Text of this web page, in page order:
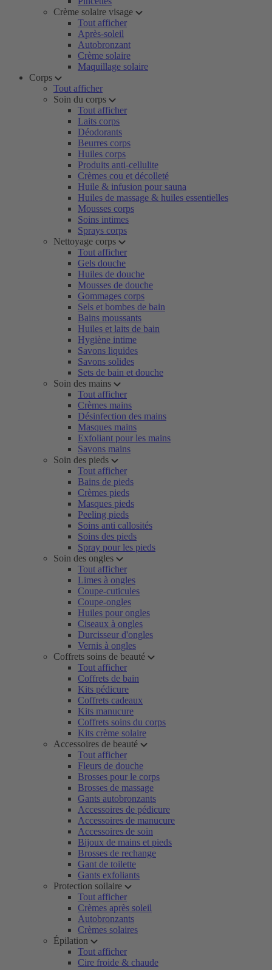
Crème solaire visage
Tout afficher
Après-soleil
Autobronzant
Crème solaire
Maquillage solaire
Corps
Tout afficher
Soin du corps
Tout afficher
Laits corps
Déodorants
Beurres corps
Huiles corps
Produits anti-cellulite
Crèmes cou et décolleté
Huile & infusion pour sauna
Huiles de massage & huiles essentielles
Mousses corps
Soins intimes
Sprays corps
Nettoyage corps
Tout afficher
Gels douche
Huiles de douche
Mousses de douche
Gommages corps
Sels et bombes de bain
Bains moussants
Huiles et laits de bain
Hygiène intime
Savons liquides
Savons solides
Sets de bain et douche
Soin des mains
Tout afficher
Crèmes mains
Désinfection des mains
Masques mains
Exfoliant pour les mains
Savons mains
Soin des pieds
Tout afficher
Bains de pieds
Crèmes pieds
Masques pieds
Peeling pieds
Soins anti callosités
Soins des pieds
Spray pour les pieds
Soin des ongles
Tout afficher
Limes à ongles
Coupe-cuticules
Coupe-ongles
Huiles pour ongles
Ciseaux à ongles
Durcisseur d'ongles
Vernis à ongles
Coffrets soins de beauté
Tout afficher
Coffrets de bain
Kits pédicure
Coffrets cadeaux
Kits manucure
Coffrets soins du corps
Kits crème solaire
Accessoires de beauté
Tout afficher
Fleurs de douche
Brosses pour le corps
Brosses de massage
Gants autobronzants
Accessoires de pédicure
Accessoires de manucure
Accessoires de soin
Bijoux de mains et pieds
Brosses de rechange
Gant de toilette
Gants exfoliants
Protection soilaire
Tout afficher
Crèmes après soleil
Autobronzants
Crèmes solaires
Épilation
Tout afficher
Cire froide & chaude